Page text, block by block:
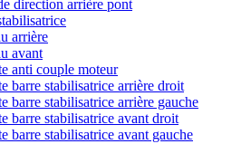
direction arrière pont
arrière
avant
anti couple moteur
barre stabilisatrice arrière droit
barre stabilisatrice arrière gauche
barre stabilisatrice avant droit
barre stabilisatrice avant gauche